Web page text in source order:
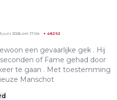
juni 2026 om 17:04 + 48292
een gevaarlijke gek . Hij
of Fame gehad door
te gaan . Met toestemming
Manschot